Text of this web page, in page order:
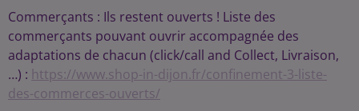
Commerçants : Ils restent ouverts ! Liste des
commerçants pouvant ouvrir accompagnée des
adaptations de chacun (click/call and Collect, Livraison,
…) : https://www.shop-in-dijon.fr/confinement-3-liste-
des-commerces-ouverts/